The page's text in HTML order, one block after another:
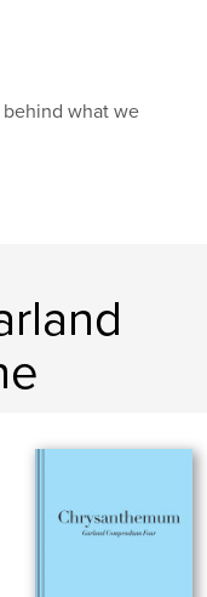
behind what we